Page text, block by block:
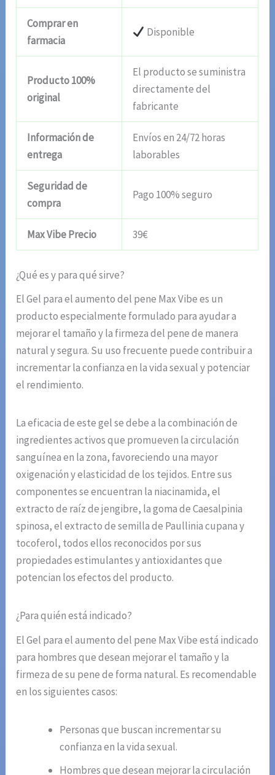
Comprar en
farmacia
Disponible
Producto 100%
original
El producto se suministra
directamente del
fabricante
Información de
entrega
Envíos en 24/72 horas
laborables
Seguridad de
compra
Pago 100% seguro
Max Vibe Precio 39€
¿Qué es y para qué sirve?
El Gel para el aumento del pene Max Vibe es un
producto especialmente formulado para ayudar a
mejorar el tamaño y la firmeza del pene de manera
natural y segura. Su uso frecuente puede contribuir a
incrementar la confianza en la vida sexual y potenciar
el rendimiento.
La eficacia de este gel se debe a la combinación de
ingredientes activos que promueven la circulación
sanguínea en la zona, favoreciendo una mayor
oxigenación y elasticidad de los tejidos. Entre sus
componentes se encuentran la niacinamida, el
extracto de raíz de jengibre, la goma de Caesalpinia
spinosa, el extracto de semilla de Paullinia cupana y
tocoferol, todos ellos reconocidos por sus
propiedades estimulantes y antioxidantes que
potencian los efectos del producto.
¿Para quién está indicado?
El Gel para el aumento del pene Max Vibe está indicado
para hombres que desean mejorar el tamaño y la
firmeza de su pene de forma natural. Es recomendable
en los siguientes casos:
Personas que buscan incrementar su
confianza en la vida sexual.
Hombres que desean mejorar la circulación